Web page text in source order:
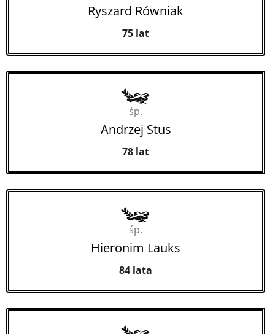
Ryszard Równiak
75 lat
śp.
Andrzej Stus
78 lat
śp.
Hieronim Lauks
84 lata